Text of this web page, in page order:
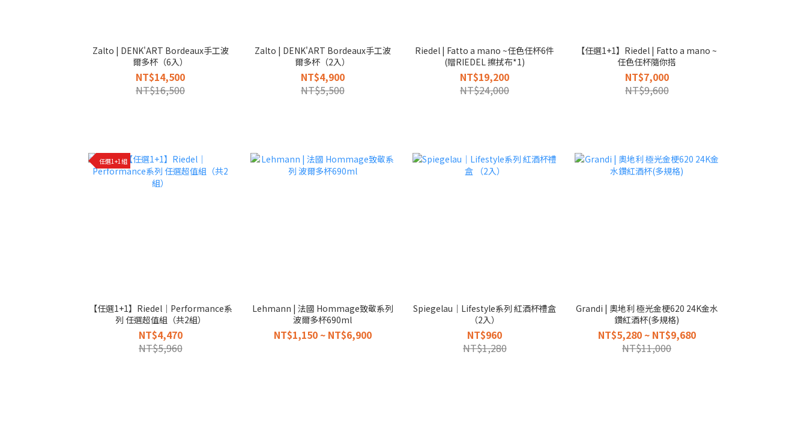
Zalto | DENK'ART Bordeaux手工波
爾多杯（6入）
NT$14,500
NT$16,500
Zalto | DENK'ART Bordeaux手工波
爾多杯（2入）
NT$4,900
NT$5,500
Riedel | Fatto a mano ~任色任杯6件
(贈RIEDEL 擦拭布*1)
NT$19,200
NT$24,000
【任選1+1】Riedel | Fatto a mano ~
任色任杯隨你搭
NT$7,000
NT$9,600
任選1+1組
【任選1+1】Riedel｜Performance系
列 任選超值組（共2組）
NT$4,470
NT$5,960
Lehmann | 法國 Hommage致敬系列
波爾多杯690ml
NT$1,150 ~ NT$6,900
Spiegelau｜Lifestyle系列 紅酒杯禮盒
（2入）
NT$960
NT$1,280
Grandi | 奧地利 極光金梗620 24K金水
鑽紅酒杯(多規格)
NT$5,280 ~ NT$9,680
NT$11,000